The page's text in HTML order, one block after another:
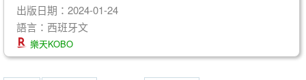
出版日期：2024-01-24
語言：西班牙文
樂天KOBO